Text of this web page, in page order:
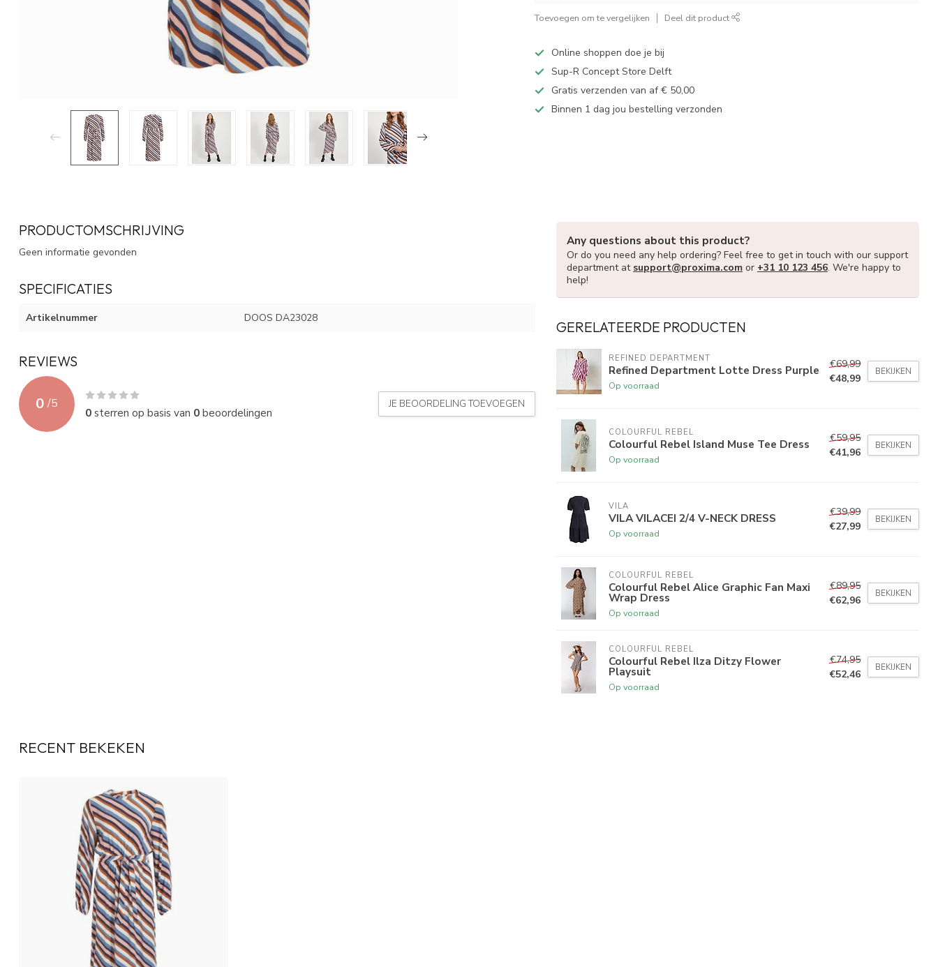
Toevoegen om te vergelijken Deel dit product
Online shoppen doe je bij
Sup-R Concept Store Delft
Gratis verzenden van af € 50,00
Binnen 1 dag jou bestelling verzonden
PRODUCTOMSCHRIJVING
Geen informatie gevonden
SPECIFICATIES
Artikelnummer DOOS DA23028
REVIEWS
0 /5
0sterren op basis van 0beoordelingen
JE BEOORDELING TOEVOEGEN
Any questions about this product?
Or do you need any help ordering? Feel free to get in touch with our support
department at support@proxima.com or +31 10 123 456. We're happy to
help!
GERELATEERDE PRODUCTEN
REFINED DEPARTMENT
Refined Department Lotte Dress Purple
Op voorraad
€69,99
€48,99
BEKIJKEN
COLOURFUL REBEL
Colourful Rebel Island Muse Tee Dress
Op voorraad
€59,95
€41,96
BEKIJKEN
VILA
VILA VILACEI 2/4 V-NECK DRESS
Op voorraad
€39,99
€27,99
BEKIJKEN
COLOURFUL REBEL
Colourful Rebel Alice Graphic Fan Maxi
Wrap Dress
Op voorraad
€89,95
€62,96
BEKIJKEN
COLOURFUL REBEL
Colourful Rebel Ilza Ditzy Flower
Playsuit
Op voorraad
€74,95
€52,46
BEKIJKEN
RECENT BEKEKEN